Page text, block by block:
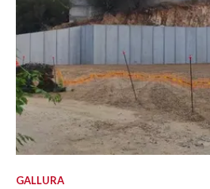
GALLURA